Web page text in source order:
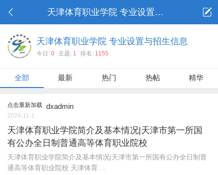
天津体育职业学院 专业设置与招生信息
天津体育职业学院 专业设置与招生信息
今日: 0 主题: 1 排名: 1155
全部 最新 热门 热帖 精华
点击重新加载 dxadmin
2024-11-1
天津体育职业学院简介及基本情况|天津市第一所国
有公办全日制普通高等体育职业院校
天津体育职业学院简介及基本情况|天津市第一所国有公办全日制普
通高等体育职业院校 天津体育 ...